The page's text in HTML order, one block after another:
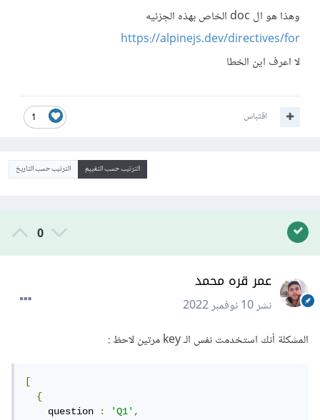
وهذا هو ال doc الخاص بهذه الجزئيه
https://alpinejs.dev/directives/for
لا اعرف اين الخطا
1 اقتباس
الترتيب حسب التقييم الترتيب حسب التاريخ
0
عمر قره محمد
نشر10 نوفمبر 2022
المشكلة أنك استخدمت نفس الـ key مرتين لاحظ :
[
{
    question
: 'Q1',